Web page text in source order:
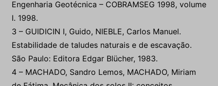
São Paulo: Editora Edgar Blücher, 1983.
4 – MACHADO, Sandro Lemos, MACHADO, Miriam
de Fátima. Mecânica dos solos II: conceitos
introdutórios. Salvador, 1997
5 – PINTO, Carlos de Sousa. Curso básico de
mecânica dos solos em 16 aulas. 2a ed. São Paulo.